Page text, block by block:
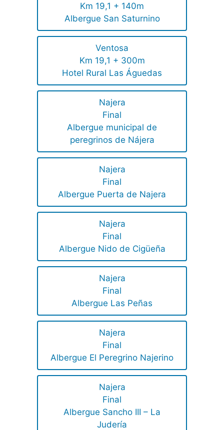
Km 19,1 + 140m
Albergue San Saturnino
Ventosa
Km 19,1 + 300m
Hotel Rural Las Águedas
Najera
Final
Albergue municipal de
peregrinos de Nájera
Najera
Final
Albergue Puerta de Najera
Najera
Final
Albergue Nido de Сigüeña
Najera
Final
Albergue Las Peñas
Najera
Final
Albergue El Peregrino Najerino
Najera
Final
Albergue Sancho III – La
Judería